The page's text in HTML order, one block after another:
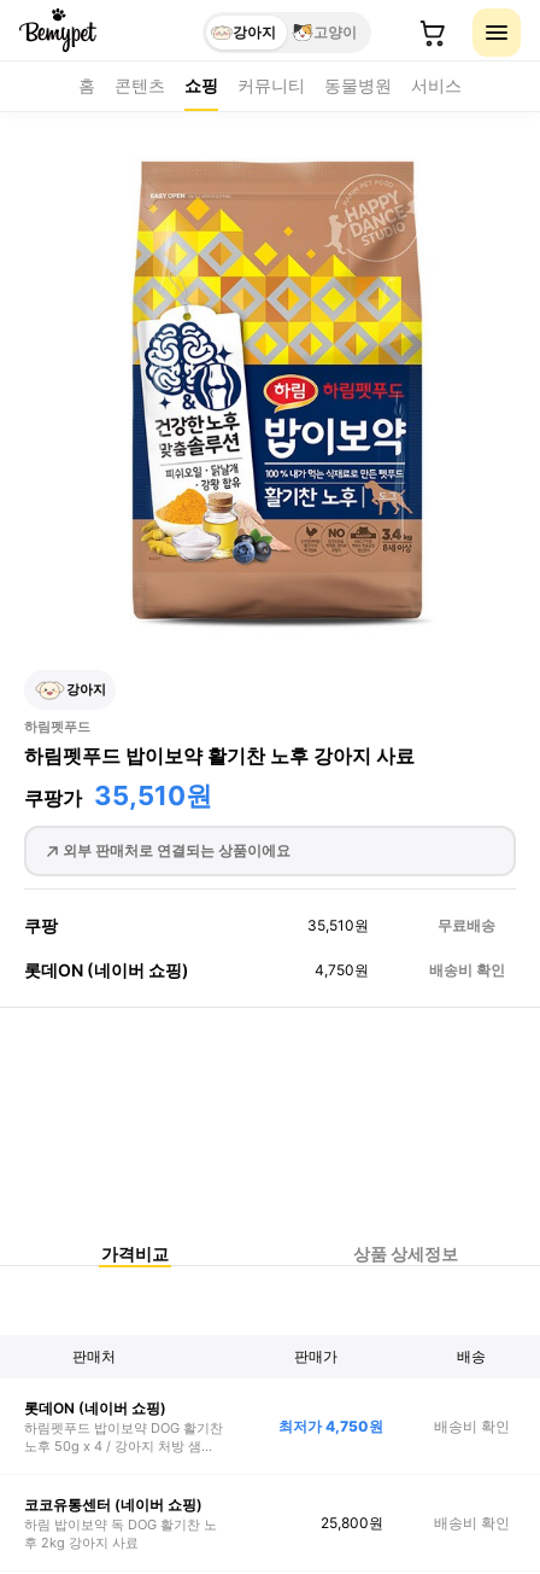
강아지 고양이
홈 콘텐츠 쇼핑 커뮤니티 동물병원 서비스
강아지
하림펫푸드
하림펫푸드 밥이보약 활기찬 노후 강아지 사료
쿠팡가 35,510원
외부 판매처로 연결되는 상품이에요
쿠팡 35,510원 무료배송
롯데ON (네이버 쇼핑) 4,750원 배송비 확인
가격비교 상품 상세정보
판매처 판매가 배송
롯데ON (네이버 쇼핑)
하림펫푸드 밥이보약 DOG 활기찬
노후 50g x 4 / 강아지 처방 샘플
최저가4,750원 배송비 확인
코코유통센터 (네이버 쇼핑)
하림 밥이보약 독 DOG 활기찬 노
후 2kg 강아지 사료
25,800원 배송비 확인